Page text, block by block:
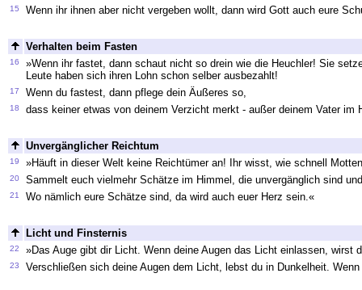
15 Wenn ihr ihnen aber nicht vergeben wollt, dann wird Gott auch eure
Verhalten beim Fasten
16
»Wenn ihr fastet, dann schaut nicht so drein wie die Heuchler! Sie
Leute haben sich ihren Lohn schon selber ausbezahlt!
17 Wenn du fastest, dann pflege dein Äußeres so,
18 dass keiner etwas von deinem Verzicht merkt - außer deinem Vater
Unvergänglicher Reichtum
19 »Häuft in dieser Welt keine Reichtümer an! Ihr wisst, wie schnell
20 Sammelt euch vielmehr Schätze im Himmel, die unvergänglich sind
21 Wo nämlich eure Schätze sind, da wird auch euer Herz sein.«
Licht und Finsternis
22 »Das Auge gibt dir Licht. Wenn deine Augen das Licht einlassen, wirst
23 Verschließen sich deine Augen dem Licht, lebst du in Dunkelheit.